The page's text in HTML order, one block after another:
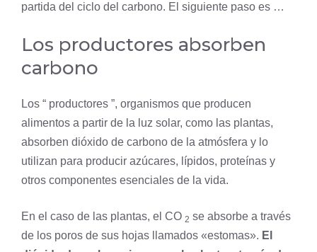
partida del ciclo del carbono. El siguiente paso es …
Los productores absorben
carbono
Los “ productores ”, organismos que producen
alimentos a partir de la luz solar, como las plantas,
absorben dióxido de carbono de la atmósfera y lo
utilizan para producir azúcares, lípidos, proteínas y
otros componentes esenciales de la vida.
En el caso de las plantas, el CO 2 se absorbe a través
de los poros de sus hojas llamados «estomas». El